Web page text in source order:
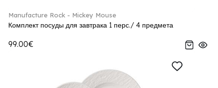
Manufacture Rock - Mickey Mouse
Комплект посуды для завтрака 1 перс./ 4 предмета
99.00€